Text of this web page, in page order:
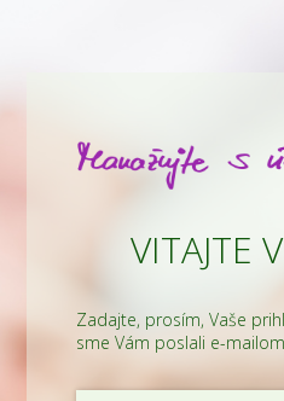
VITAJTE
Zadajte, prosím, Vaše
sme Vám poslali e-